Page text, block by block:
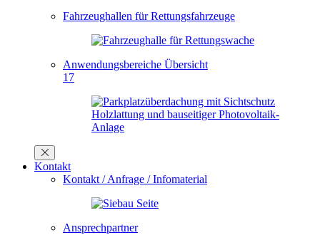
Fahrzeughallen für Rettungsfahrzeuge
Anwendungsbereiche Übersicht
17
Kontakt
Kontakt / Anfrage / Infomaterial
Ansprechpartner